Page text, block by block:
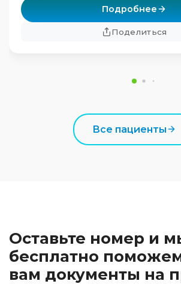
Подробнее
Поделиться
Все пациенты
Оставьте номер и
бесплатно
вам документы на